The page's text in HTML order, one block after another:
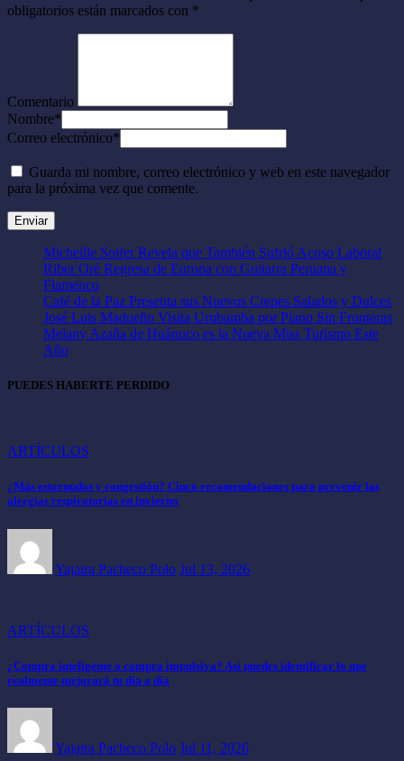
obligatorios están marcados con *
Comentario
Nombre*
Correo electrónico*
Guarda mi nombre, correo electrónico y web en este navegador
para la próxima vez que comente.
Micheille Soifer Revela que También Sufrió Acoso Laboral
Riber Oré Regresa de Europa con Guitarra Peruana y
Flamenco
Café de la Paz Presenta sus Nuevos Crepes Salados y Dulces
José Luis Madueño Visita Urubamba por Piano Sin Fronteras
Melany Azaña de Huánuco es la Nueva Miss Turismo Este
Año
PUEDES HABERTE PERDIDO
ARTÍCULOS
¿Más estornudos y congestión? Cinco recomendaciones para prevenir las
alergias respiratorias en invierno
Yajaira Pacheco Polo Jul 13, 2026
ARTÍCULOS
¿Compra inteligente o compra impulsiva? Así puedes identificar lo que
realmente mejorará tu día a día
Yajaira Pacheco Polo Jul 11, 2026